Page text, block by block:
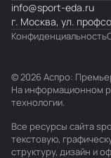
info@sport-eda.ru
г. Москва, ул.
Конфиденциальность
© 2026 Аспро:
На информационном
технологии.
Все ресурсы сайта
текстовую,
структуру, дизайн и